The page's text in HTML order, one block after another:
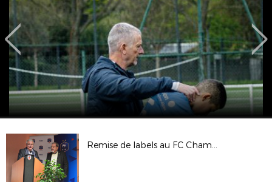
Remise de labels au FC Chamalières